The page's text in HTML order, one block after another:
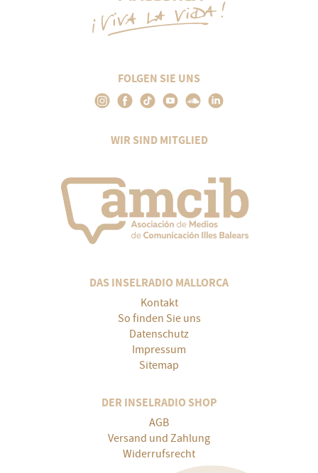
FOLGEN SIE UNS
WIR SIND MITGLIED
DAS INSELRADIO MALLORCA
Kontakt
So finden Sie uns
Datenschutz
Impressum
Sitemap
DER INSELRADIO SHOP
AGB
Versand und Zahlung
Widerrufsrecht